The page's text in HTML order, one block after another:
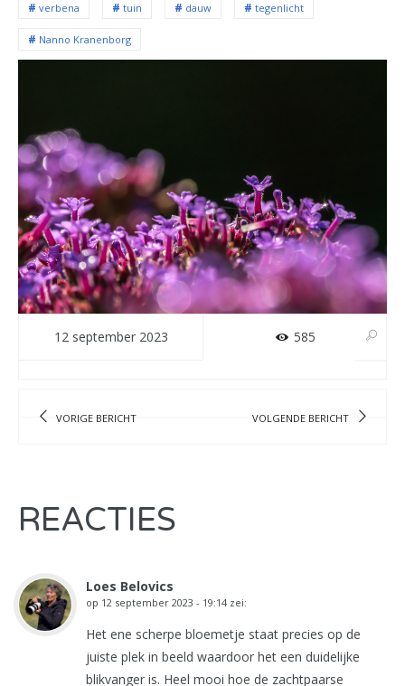
verbena tuin dauw tegenlicht
Nanno Kranenborg
12 september 2023 585
VORIGE BERICHT VOLGENDE BERICHT
REACTIES
Loes Belovics
op 12 september 2023 - 19:14 zei:
Het ene scherpe bloemetje staat precies op de
juiste plek in beeld waardoor het een duidelijke
blikvanger is. Heel mooi hoe de zachtpaarse